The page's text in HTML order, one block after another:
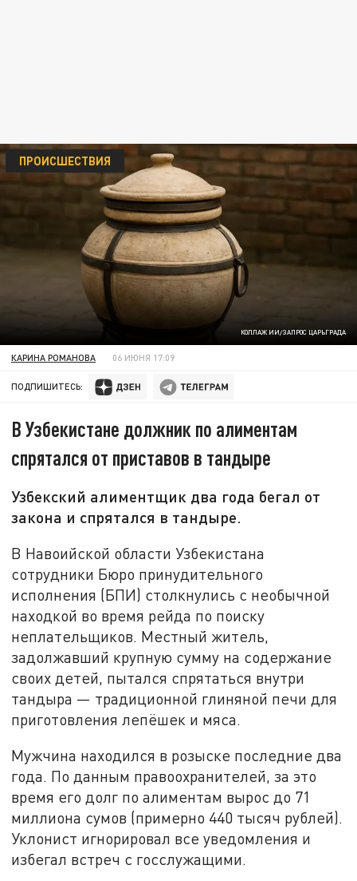
КОЛЛАЖ ИИ/ЗАПРОС ЦАРЬГРАДА
ПРОИСШЕСТВИЯ
КАРИНА РОМАНОВА 06 ИЮНЯ 17:09
ПОДПИШИТЕСЬ:
В Узбекистане должник по алиментам
спрятался от приставов в тандыре
Узбекский алиментщик два года бегал от
закона и спрятался в тандыре.
В Навоийской области Узбекистана
сотрудники Бюро принудительного
исполнения (БПИ) столкнулись с необычной
находкой во время рейда по поиску
неплательщиков. Местный житель,
задолжавший крупную сумму на содержание
своих детей, пытался спрятаться внутри
тандыра — традиционной глиняной печи для
приготовления лепёшек и мяса.
Мужчина находился в розыске последние два
года. По данным правоохранителей, за это
время его долг по алиментам вырос до 71
миллиона сумов (примерно 440 тысяч рублей).
Уклонист игнорировал все уведомления и
избегал встреч с госслужащими.